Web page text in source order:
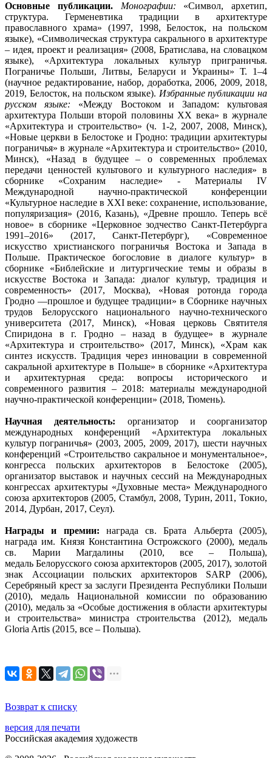
Основные публикации. Монографии: «Символ, архетип,
структура. Герменевтика традиции в архитектуре
православного храма» (1997, 1998, Белосток, на польском
языке), «Символическая структура сакрального в архитектуре
– идея, проект и реализация» (2008, Братислава, на словацком
языке), «Архитектура локальных культур приграничья.
Пограничье Польши, Литвы, Беларуси и Украины» Т. 1–4
(научное редактирование, набор, доработка, 2006, 2009, 2018,
2019, Белосток, на польском языке). Избранные публикации на
русском языке: «Между Востоком и Западом: культовая
архитектура Польши второй половины XX века» в журнале
«Архитектура и строительство» (ч. 1-2, 2007, 2008, Минск),
«Новые церкви в Белостоке и Гродно: традиции архитектуры
пограничья» в журнале «Архитектура и строительство» (2010,
Минск), «Назад в будущее – о современных проблемах
передачи ценностей культового и культурного наследия» в
сборнике «Сохраним наследие» - Материалы IV
Международной научно-практической конференции
«Культурное наследие в XXI веке: сохранение, использование,
популяризация» (2016, Казань), «Древне прошло. Теперь всё
новое» в сборнике «Церковное зодчество Санкт-Петербурга
1991–2016» (2017, Санкт-Петербург), «Современное
искусство христианского пограничья Востока и Запада в
Польше. Практическое богословие в диалоге культур» в
сборнике «Библейские и литургические темы и образы в
искусстве Востока и Запада: диалог культур, традиция и
современность» (2017, Москва), «Новая ротонда города
Гродно ―прошлое и будущее традиции» в Сборнике научных
трудов Белорусского национального научно-технического
университета (2017, Минск), «Новая церковь Святителя
Спиридона в г. Гродно – назад в будущее» в журнале
«Архитектура и строительство» (2017, Минск), «Храм как
синтез искусств. Традиция через инновации в современной
сакральной архитектуре в Польше» в сборнике «Архитектура
и архитектурная среда: вопросы исторического и
современного развития – 2018: материалы международной
научно-практической конференции» (2018, Тюмень).
Научная деятельность: организатор и соорганизатор
международных конференций «Архитектура локальных
культур пограничья» (2003, 2005, 2009, 2017), шести научных
конференций «Строительство сакральное и монументальное»,
конгресса польских архитекторов в Белостоке (2005),
организатор выставок и научных сессий на Международных
конгрессах архитектуры «Духовные места» Международного
союза архитекторов (2005, Стамбул, 2008, Турин, 2011, Токио,
2014, Дурбан, 2017, Сеул).
Награды и премии: награда св. Брата Альберта (2005),
награда им. Князя Константина Острожского (2000), медаль
св. Марии Магдалины (2010, все – Польша),
медаль Белорусского союза архитекторов (2005, 2017), золотой
знак Ассоциации польских архитекторов SARP (2006),
Серебряный крест за заслуги Президента Республики Польши
(2010), медаль Национальной комиссии по образованию
(2010), медаль за «Особые достижения в области архитектуры
и строительства» министра строительства (2012), медаль
Gloria Artis (2015, все – Польша).
Возврат к списку
версия для печати
Российская академия художеств